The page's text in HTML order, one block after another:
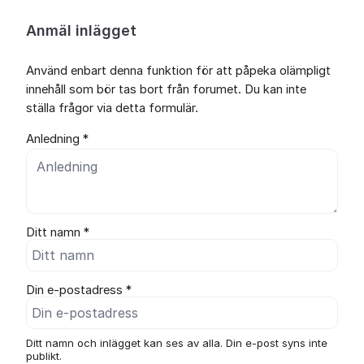
Anmäl inlägget
Använd enbart denna funktion för att påpeka olämpligt
innehåll som bör tas bort från forumet. Du kan inte
ställa frågor via detta formulär.
Anledning *
Ditt namn *
Din e-postadress *
Ditt namn och inlägget kan ses av alla. Din e-post syns inte
publikt.